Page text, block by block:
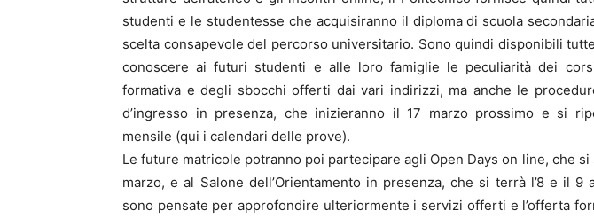
studenti e le studentesse che acquisiranno il diploma di scuola
scelta consapevole del percorso universitario. Sono quindi disponibili
conoscere ai futuri studenti e alle loro famiglie le peculiarità dei
formativa e degli sbocchi offerti dai vari indirizzi, ma anche le
d’ingresso in presenza, che inizieranno il 17 marzo prossimo e si
mensile (qui i calendari delle prove).
Le future matricole potranno poi partecipare agli Open Days on line, che si
marzo, e al Salone dell’Orientamento in presenza, che si terrà l’8 e il 9
sono pensate per approfondire ulteriormente i servizi offerti e l’offerta